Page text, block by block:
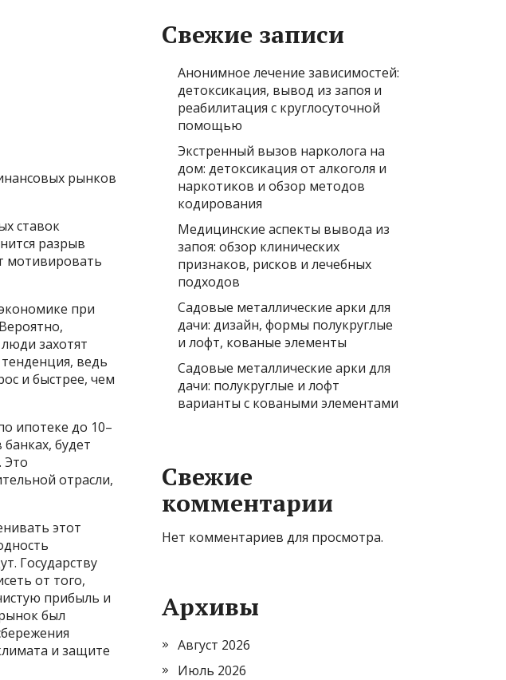
рынков
ставок
разрыв
мотивировать
при
захотят
ведь
и быстрее, чем
ипотеке до 10–
будет
Это
отрасли,
этот
Государству
от того,
прибыль и
был
и защите
Свежие записи
Анонимное лечение зависимостей:
детоксикация, вывод из запоя и
реабилитация с круглосуточной
помощью
Экстренный вызов нарколога на
дом: детоксикация от алкоголя и
наркотиков и обзор методов
кодирования
Медицинские аспекты вывода из
запоя: обзор клинических
признаков, рисков и лечебных
подходов
Садовые металлические арки для
дачи: дизайн, формы полукруглые
и лофт, кованые элементы
Садовые металлические арки для
дачи: полукруглые и лофт
варианты с коваными элементами
Свежие
комментарии
Нет комментариев для просмотра.
Архивы
Август 2026
Июль 2026